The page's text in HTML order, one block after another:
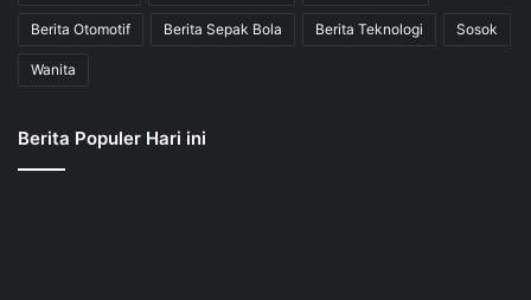
Berita Otomotif Berita Sepak Bola Berita Teknologi Sosok
Wanita
Berita Populer Hari ini